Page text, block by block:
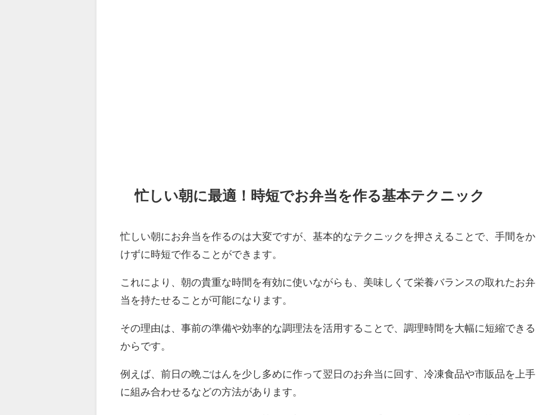
忙しい朝に最適！時短でお弁当を作る基本テクニック
忙しい朝にお弁当を作るのは大変ですが、基本的なテクニックを押さえることで、手間をか
けずに時短で作ることができます。
これにより、朝の貴重な時間を有効に使いながらも、美味しくて栄養バランスの取れたお弁
当を持たせることが可能になります。
その理由は、事前の準備や効率的な調理法を活用することで、調理時間を大幅に短縮できる
からです。
例えば、前日の晩ごはんを少し多めに作って翌日のお弁当に回す、冷凍食品や市販品を上手
に組み合わせるなどの方法があります。